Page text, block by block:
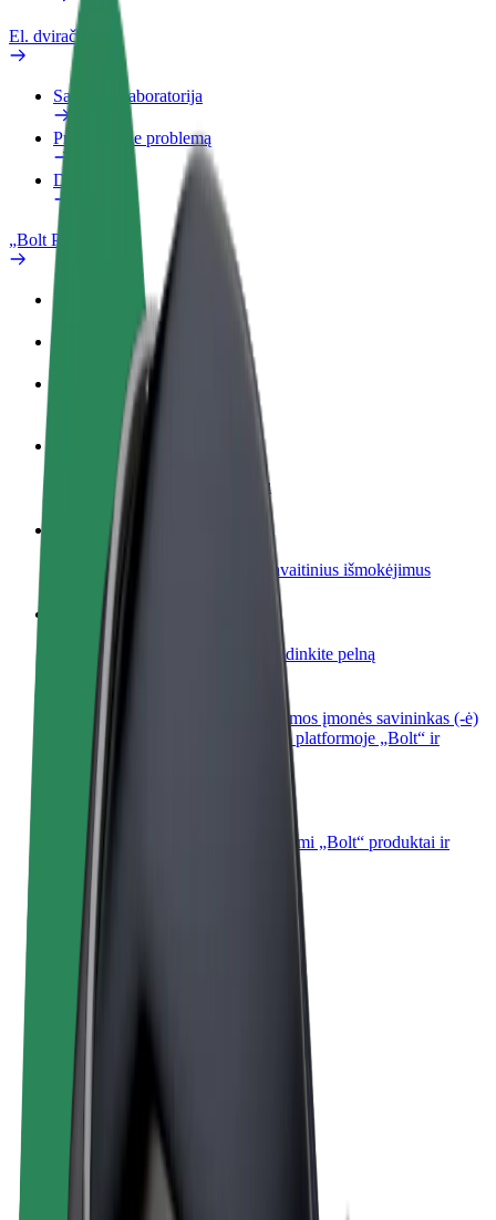
El. dviračiai
Saugumo laboratorija
Pranešti apie problemą
DUK
„Bolt Plus“
Privalumai
Kaip prisijungti
Tapkite vairuotoju (-a)
Užsidirbkite jums patogiu metu
Tapkite kurjeriu (-e)
Pristatinėkite maistą ir gaukite savaitinius išmokėjimus
Pridėti restoraną ar parduotuvę
Pritraukite daugiau klientų ir padidinkite pelną
Registruotis kaip automobilių nuomos įmonės savininkas (-ė)
Užregistruokite savo automobilius platformoje „Bolt“ ir
padidinkite pajamas
„Bolt for Business“
Atskirų įmonių poreikiams pritaikomi „Bolt“ produktai ir
paslaugos
Sąlygos
Privatumas
Slapukai
© 2026 Bolt Technology OÜ